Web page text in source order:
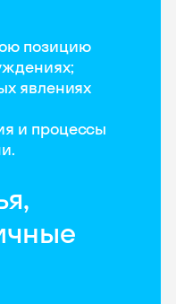
позицию
явлениях
и процессы